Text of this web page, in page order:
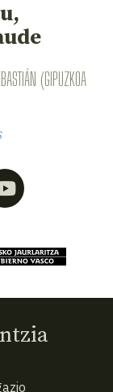
(GIPUZKOA